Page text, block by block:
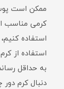
ممکن است
کرمی مناسب
استفاده
استفاده از
به حداقل
دنبال کرم